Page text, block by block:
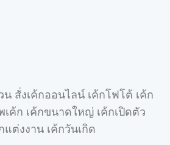
น สั่งเค้กออนไลน์ เค้กโฟโต้ เค้ก
ค้ก เค้กขนาดใหญ่ เค้กเปิดตัว
แต่งงาน เค้กวันเกิด